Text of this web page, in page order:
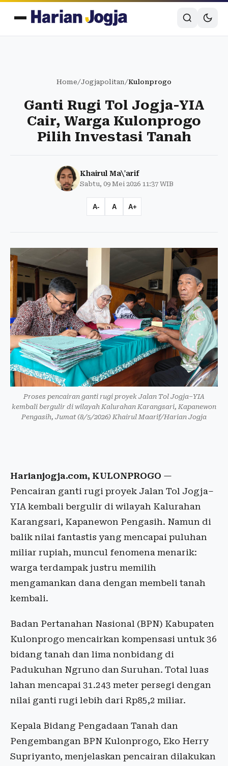
Home/Jogjapolitan/Kulonprogo
Ganti Rugi Tol Jogja-YIA
Cair, Warga Kulonprogo
Pilih Investasi Tanah
Khairul Ma\'arif
Sabtu, 09 Mei 2026 11:37 WIB
A- A A+
Proses pencairan ganti rugi proyek Jalan Tol Jogja–YIA
kembali bergulir di wilayah Kalurahan Karangsari, Kapanewon
Pengasih, Jumat (8/5/2026) Khairul Maarif/Harian Jogja
Harianjogja.com, KULONPROGO —
Pencairan ganti rugi proyek Jalan Tol Jogja–
YIA kembali bergulir di wilayah Kalurahan
Karangsari, Kapanewon Pengasih. Namun di
balik nilai fantastis yang mencapai puluhan
miliar rupiah, muncul fenomena menarik:
warga terdampak justru memilih
mengamankan dana dengan membeli tanah
kembali.
Badan Pertanahan Nasional (BPN) Kabupaten
Kulonprogo mencairkan kompensasi untuk 36
bidang tanah dan lima nonbidang di
Padukuhan Ngruno dan Suruhan. Total luas
lahan mencapai 31.243 meter persegi dengan
nilai ganti rugi lebih dari Rp85,2 miliar.
Kepala Bidang Pengadaan Tanah dan
Pengembangan BPN Kulonprogo, Eko Herry
Supriyanto, menjelaskan pencairan dilakukan